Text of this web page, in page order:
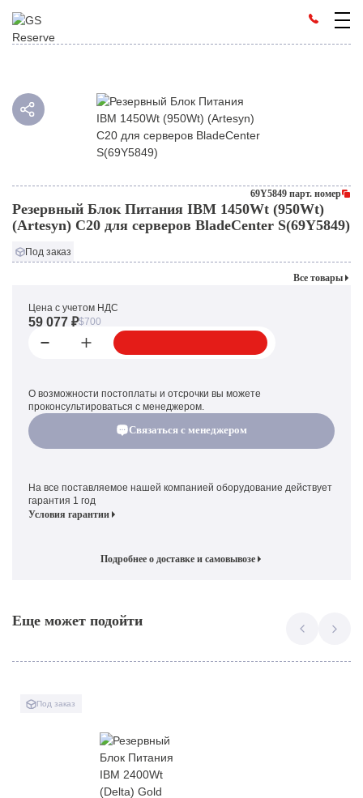
69Y5849 парт. номер
Резервный Блок Питания IBM 1450Wt (950Wt)
(Artesyn) C20 для серверов BladeCenter S(69Y5849)
Под заказ
Все товары
Цена с учетом НДС
59 077 ₽$700
О возможности постоплаты и отсрочки вы можете
проконсультироваться с менеджером.
Связаться с менеджером
На все поставляемое нашей компанией оборудование действует
гарантия 1 год
Условия гарантии
Подробнее о доставке и самовывозе
Еще может подойти
Под заказ